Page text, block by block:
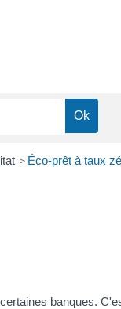
> Éco-prêt à taux
banques.